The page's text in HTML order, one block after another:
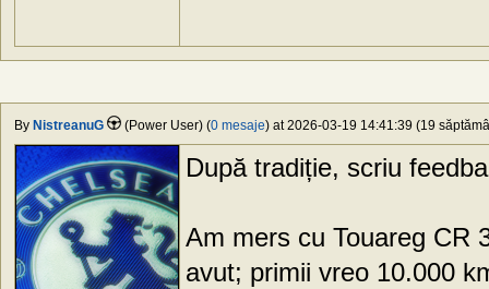
By NistreanuG (Power User) (0 mesaje) at 2026-03-19 14:41:39 (19
După tradiție, scriu
Am mers cu Touareg CR
avut; primii vreo 10.000